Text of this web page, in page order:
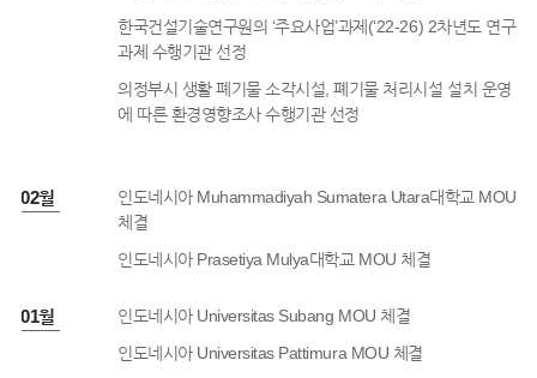
한국건설기술연구원의 ‘주요사업’과제(‘22-26) 2차년도 연구
과제 수행기관 선정
의정부시 생활 폐기물 소각시설, 폐기물 처리시설 설치 운영
에 따른 환경영향조사 수행기관 선정
02월
인도네시아 Muhammadiyah Sumatera Utara대학교 MOU
체결
인도네시아 Prasetiya Mulya대학교 MOU 체결
01월
인도네시아 Universitas Subang MOU 체결
인도네시아 Universitas Pattimura MOU 체결